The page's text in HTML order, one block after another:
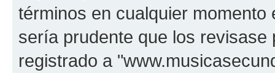
términos en cualquier
sería prudente que los
registrado a